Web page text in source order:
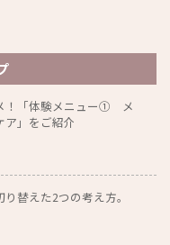
！「体験メニュー① メ
ア」をご紹介
替えた2つの考え方。